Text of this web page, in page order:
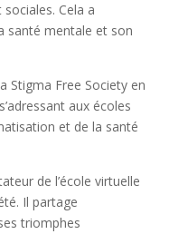
Cela a
santé mentale et son
Stigma Free Society en
aux écoles
et de la santé
de l’école virtuelle
Il partage
triomphes